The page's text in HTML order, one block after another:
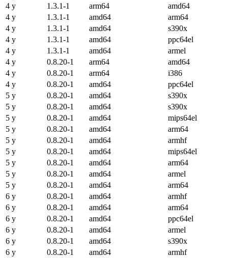
4 y
1.3.1-1 arm64
amd64
4 y
1.3.1-1 amd64
arm64
4 y
1.3.1-1 amd64
s390x
4 y
1.3.1-1 amd64
ppc64el
4 y
1.3.1-1 amd64
armel
4 y
0.8.20-1 arm64
amd64
4 y
0.8.20-1 arm64
i386
4 y
0.8.20-1 amd64
ppc64el
5 y
0.8.20-1 amd64
s390x
5 y
0.8.20-1 amd64
s390x
5 y
0.8.20-1 amd64
mips64el
5 y
0.8.20-1 amd64
arm64
5 y
0.8.20-1 amd64
armhf
5 y
0.8.20-1 amd64
mips64el
5 y
0.8.20-1 amd64
arm64
5 y
0.8.20-1 amd64
armel
5 y
0.8.20-1 amd64
arm64
6 y
0.8.20-1 amd64
armhf
6 y
0.8.20-1 amd64
arm64
6 y
0.8.20-1 amd64
ppc64el
6 y
0.8.20-1 amd64
armel
6 y
0.8.20-1 amd64
s390x
6 y
0.8.20-1 amd64
armhf